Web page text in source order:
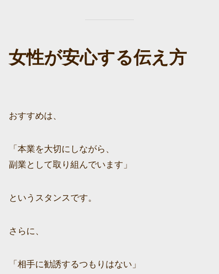
女性が安心する伝え方
おすすめは、
「本業を大切にしながら、
副業として取り組んでいます」
というスタンスです。
さらに、
「相手に勧誘するつもりはない」